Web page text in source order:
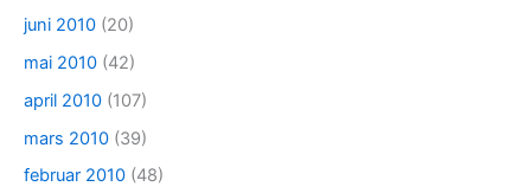
juni 2010 (20)
mai 2010 (42)
april 2010 (107)
mars 2010 (39)
februar 2010 (48)